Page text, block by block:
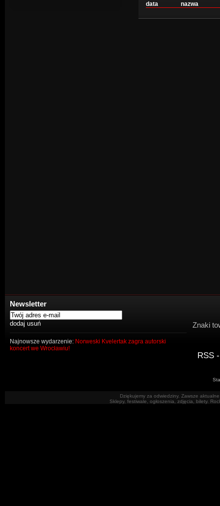
data nazwa
Newsletter
Najnowsze wydarzenie: Norweski Kvelertak zagra autorski
koncert we Wrocławiu!
Znaki
RSS
Dziękujemy za odwiedziny. Zawsze
Sklepy, festiwale, ogłoszenia, zdjęcia, bilety.